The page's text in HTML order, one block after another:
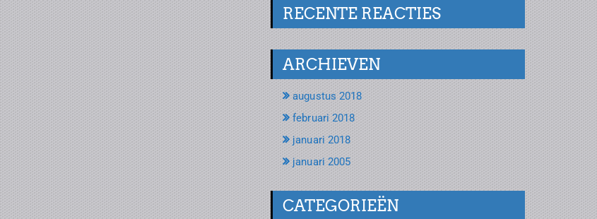
RECENTE REACTIES
ARCHIEVEN
augustus 2018
februari 2018
januari 2018
januari 2005
CATEGORIEËN